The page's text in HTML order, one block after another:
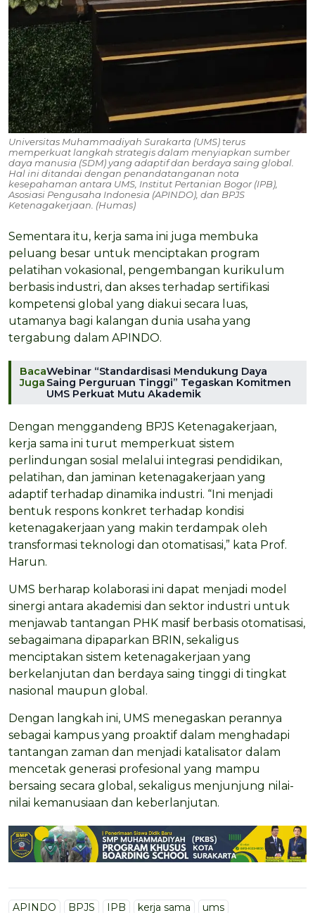
Universitas Muhammadiyah Surakarta (UMS) terus
memperkuat langkah strategis dalam menyiapkan sumber
daya manusia (SDM) yang adaptif dan berdaya saing global.
Hal ini ditandai dengan penandatanganan nota
kesepahaman antara UMS, Institut Pertanian Bogor (IPB),
Asosiasi Pengusaha Indonesia (APINDO), dan BPJS
Ketenagakerjaan. (Humas)
Sementara itu, kerja sama ini juga membuka
peluang besar untuk menciptakan program
pelatihan vokasional, pengembangan kurikulum
berbasis industri, dan akses terhadap sertifikasi
kompetensi global yang diakui secara luas,
utamanya bagi kalangan dunia usaha yang
tergabung dalam APINDO.
Baca
Juga
Webinar “Standardisasi Mendukung Daya
Saing Perguruan Tinggi” Tegaskan Komitmen
UMS Perkuat Mutu Akademik
Dengan menggandeng BPJS Ketenagakerjaan,
kerja sama ini turut memperkuat sistem
perlindungan sosial melalui integrasi pendidikan,
pelatihan, dan jaminan ketenagakerjaan yang
adaptif terhadap dinamika industri. “Ini menjadi
bentuk respons konkret terhadap kondisi
ketenagakerjaan yang makin terdampak oleh
transformasi teknologi dan otomatisasi,” kata Prof.
Harun.
UMS berharap kolaborasi ini dapat menjadi model
sinergi antara akademisi dan sektor industri untuk
menjawab tantangan PHK masif berbasis otomatisasi,
sebagaimana dipaparkan BRIN, sekaligus
menciptakan sistem ketenagakerjaan yang
berkelanjutan dan berdaya saing tinggi di tingkat
nasional maupun global.
Dengan langkah ini, UMS menegaskan perannya
sebagai kampus yang proaktif dalam menghadapi
tantangan zaman dan menjadi katalisator dalam
mencetak generasi profesional yang mampu
bersaing secara global, sekaligus menjunjung nilai-
nilai kemanusiaan dan keberlanjutan.
APINDO BPJS IPB kerja sama ums